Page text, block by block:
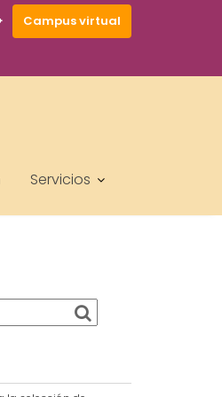
Campus virtual
Servicios